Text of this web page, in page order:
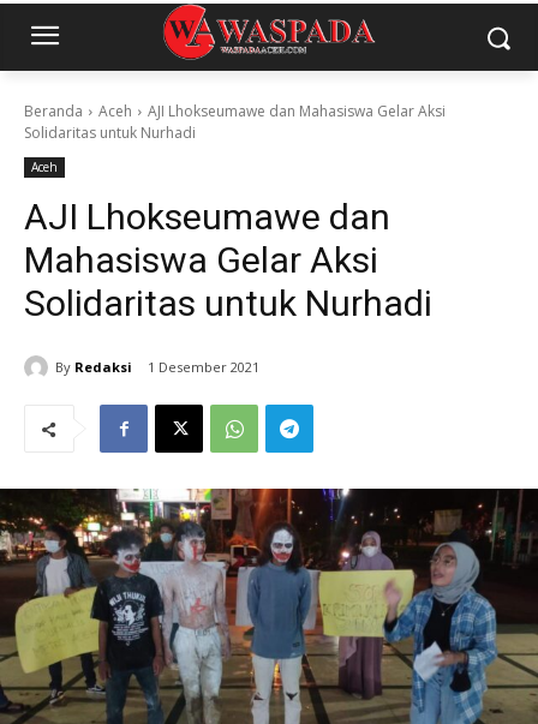
Beranda Aceh
AJI Lhokseumawe dan Mahasiswa Gelar Aksi
Solidaritas untuk Nurhadi
Aceh
AJI Lhokseumawe dan
Mahasiswa Gelar Aksi
Solidaritas untuk Nurhadi
By Redaksi 1 Desember 2021